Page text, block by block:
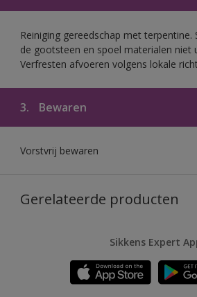
Reiniging gereedschap met
de gootsteen en spoel materialen niet
Verfresten afvoeren volgens lokale
3. Bewaren
Vorstvrij bewaren
Gerelateerde producten
Sikkens Expert